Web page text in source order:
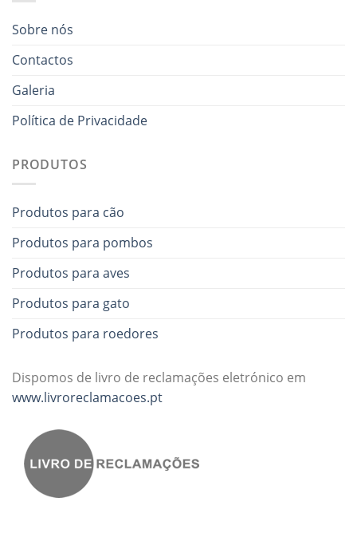
Sobre nós
Contactos
Galeria
Política de Privacidade
PRODUTOS
Produtos para cão
Produtos para pombos
Produtos para aves
Produtos para gato
Produtos para roedores
Dispomos de livro de reclamações eletrónico em
www.livroreclamacoes.pt